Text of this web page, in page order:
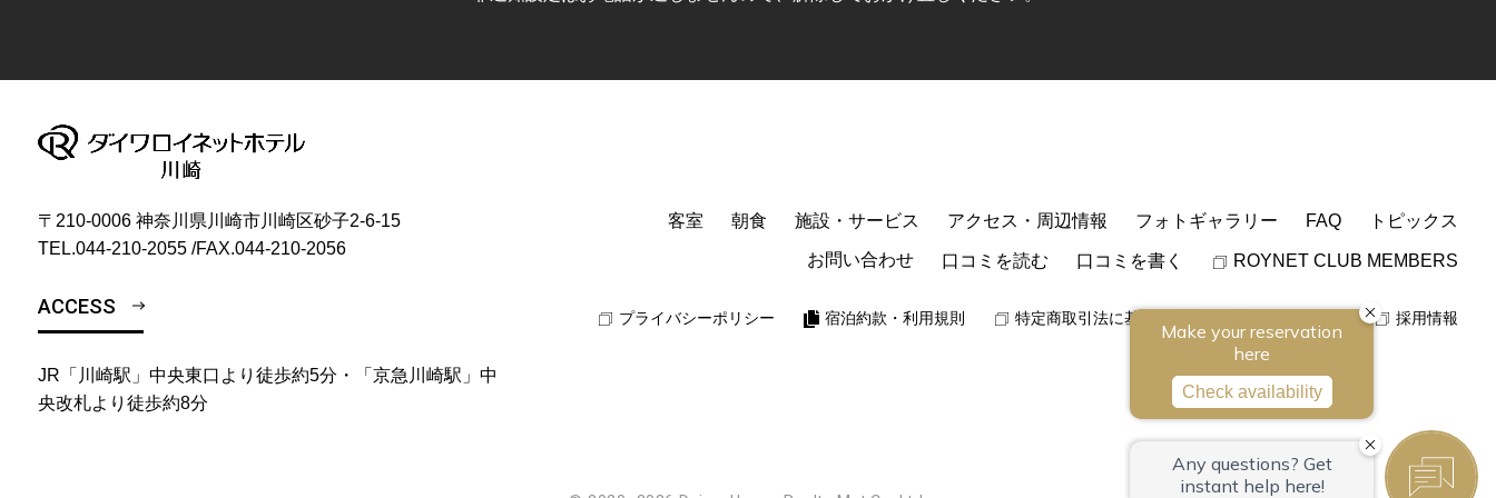
〒210-0006 神奈川県川崎市川崎区砂子2-6-15
TEL.044-210-2055 /FAX.044-210-2056
ACCESS
JR「川崎駅」中央東口より徒歩約5分・「京急川崎駅」中
央改札より徒歩約8分
客室 朝食 施設・サービス アクセス・周辺情報 フォトギャラリー FAQ トピックス
お問い合わせ 口コミを読む 口コミを書く ROYNET CLUB MEMBERS
プライバシーポリシー 宿泊約款・利用規則 特定商取引法に基づく表記 採用情報